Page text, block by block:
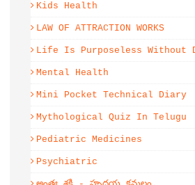
Kids Health
LAW OF ATTRACTION WORKS
Life Is Purposeless Without
Mental Health
Mini Pocket Technical Diary
Mythological Quiz In Telugu
Pediatric Medicines
Psychiatric